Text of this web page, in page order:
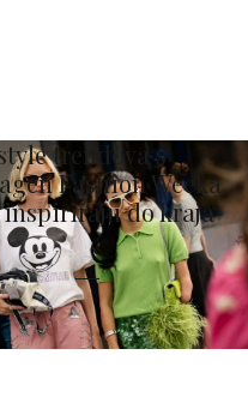
trendova s
Fashion Weeka
do kraja